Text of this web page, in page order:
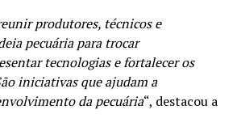
produtores, técnicos e
pecuária para trocar
tecnologias e fortalecer os
iniciativas que ajudam a
da pecuária“, destacou a